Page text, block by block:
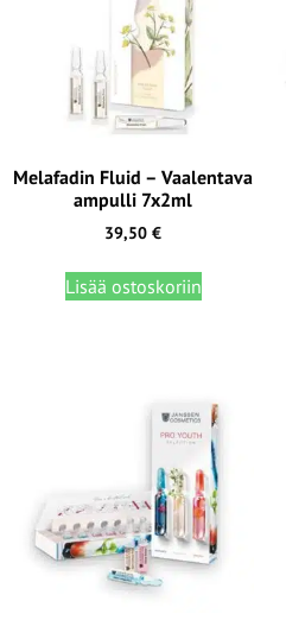
Melafadin Fluid – Vaalentava
ampulli 7x2ml
39,50 €
Lisää ostoskoriin